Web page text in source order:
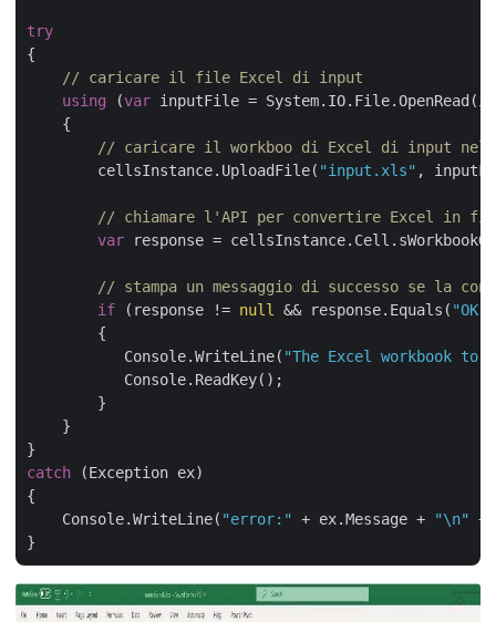
try
{
// caricare il file Excel di input
using (var inputFile =
    {
// caricare il workboo di Excel di input
        cellsInstance.UploadFile(
"input.xls" ,
// chiamare l'API per convertire Excel in
var response =
// stampa un messaggio di successo se la
if (response != null && response.Equals( "OK"
        {
           Console.WriteLine(
"The Excel workbook to
           Console.ReadKey();
        }
    }
catch (Exception ex)
{
    Console.WriteLine(
"error:" + ex.Message + "\n"
+